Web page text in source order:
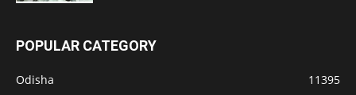
POPULAR CATEGORY
Odisha
11395